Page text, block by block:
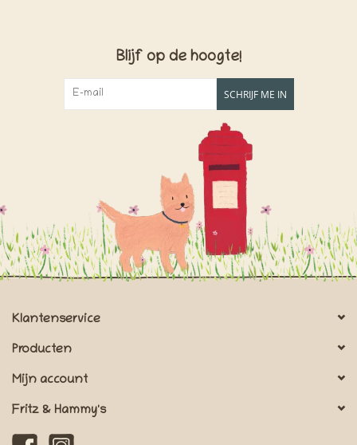
Blijf op de hoogte!
SCHRIJF ME IN
Klantenservice
Producten
Mijn account
Fritz & Hammy's